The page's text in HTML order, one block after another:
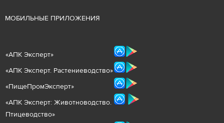
МОБИЛЬНЫЕ ПРИЛОЖЕНИЯ
«АПК Эксперт»
«АПК Эксперт. Растениеводство»
«ПищеПромЭксперт»
«АПК Эксперт: Животноводство.
Птицеводство»